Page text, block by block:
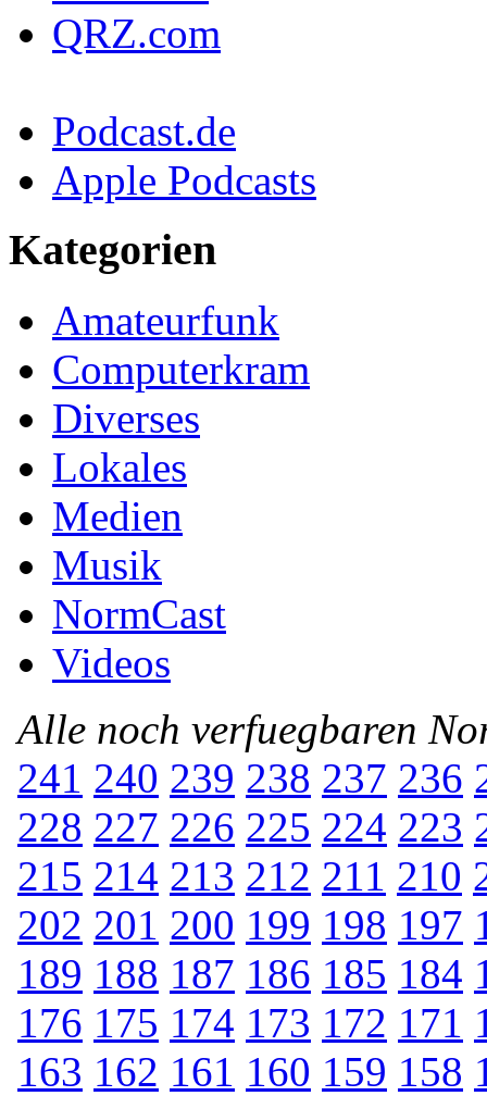
QRZ.com
Podcast.de
Apple Podcasts
Kategorien
Amateurfunk
Computerkram
Diverses
Lokales
Medien
Musik
NormCast
Videos
Alle noch verfuegbaren
241 240 239 238 237 236
228 227 226 225 224 223
215 214 213 212 211 210
202 201 200 199 198 197
189 188 187 186 185 184
176 175 174 173 172 171
163 162 161 160 159 158